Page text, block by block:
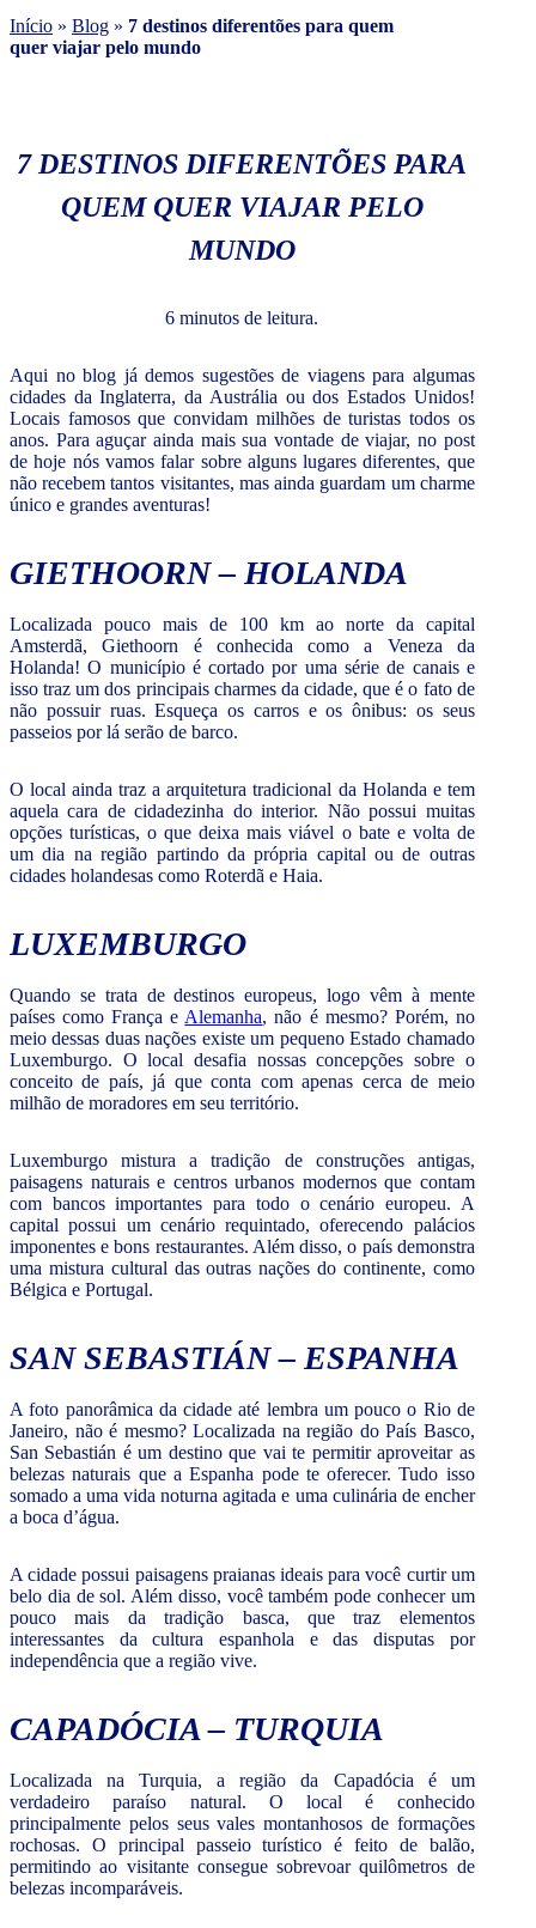
Início » Blog » 7 destinos diferentões para quem
quer viajar pelo mundo
7 DESTINOS DIFERENTÕES PARA
QUEM QUER VIAJAR PELO
MUNDO
6 minutos de leitura.
Aqui no blog já demos sugestões de viagens para algumas
cidades da Inglaterra, da Austrália ou dos Estados Unidos!
Locais famosos que convidam milhões de turistas todos os
anos. Para aguçar ainda mais sua vontade de viajar, no post
de hoje nós vamos falar sobre alguns lugares diferentes, que
não recebem tantos visitantes, mas ainda guardam um charme
único e grandes aventuras!
GIETHOORN – HOLANDA
Localizada pouco mais de 100 km ao norte da capital
Amsterdã, Giethoorn é conhecida como a Veneza da
Holanda! O município é cortado por uma série de canais e
isso traz um dos principais charmes da cidade, que é o fato de
não possuir ruas. Esqueça os carros e os ônibus: os seus
passeios por lá serão de barco.
O local ainda traz a arquitetura tradicional da Holanda e tem
aquela cara de cidadezinha do interior. Não possui muitas
opções turísticas, o que deixa mais viável o bate e volta de
um dia na região partindo da própria capital ou de outras
cidades holandesas como Roterdã e Haia.
LUXEMBURGO
Quando se trata de destinos europeus, logo vêm à mente
países como França e Alemanha, não é mesmo? Porém, no
meio dessas duas nações existe um pequeno Estado chamado
Luxemburgo. O local desafia nossas concepções sobre o
conceito de país, já que conta com apenas cerca de meio
milhão de moradores em seu território.
Luxemburgo mistura a tradição de construções antigas,
paisagens naturais e centros urbanos modernos que contam
com bancos importantes para todo o cenário europeu. A
capital possui um cenário requintado, oferecendo palácios
imponentes e bons restaurantes. Além disso, o país demonstra
uma mistura cultural das outras nações do continente, como
Bélgica e Portugal.
SAN SEBASTIÁN – ESPANHA
A foto panorâmica da cidade até lembra um pouco o Rio de
Janeiro, não é mesmo? Localizada na região do País Basco,
San Sebastián é um destino que vai te permitir aproveitar as
belezas naturais que a Espanha pode te oferecer. Tudo isso
somado a uma vida noturna agitada e uma culinária de encher
a boca d’água.
A cidade possui paisagens praianas ideais para você curtir um
belo dia de sol. Além disso, você também pode conhecer um
pouco mais da tradição basca, que traz elementos
interessantes da cultura espanhola e das disputas por
independência que a região vive.
CAPADÓCIA – TURQUIA
Localizada na Turquia, a região da Capadócia é um
verdadeiro paraíso natural. O local é conhecido
principalmente pelos seus vales montanhosos de formações
rochosas. O principal passeio turístico é feito de balão,
permitindo ao visitante consegue sobrevoar quilômetros de
belezas incomparáveis.